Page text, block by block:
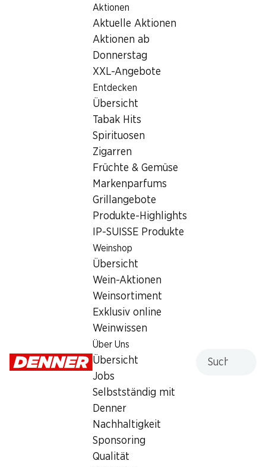
Aktionen
Aktuelle Aktionen
Aktionen ab
Donnerstag
XXL-Angebote
Entdecken
Übersicht
Tabak Hits
Spirituosen
Zigarren
Früchte & Gemüse
Markenparfums
Grillangebote
Produkte-Highlights
IP-SUISSE Produkte
Weinshop
Übersicht
Wein-Aktionen
Weinsortiment
Exklusiv online
Weinwissen
Über Uns
Übersicht
Jobs
Selbstständig mit
Denner
Nachhaltigkeit
Sponsoring
Qualität
Filialsuche
Denner Filiale Rte de Frontenex 51, 1207 Genève
1207 Genève
Rte de Frontenex 51, 1207 Genève
Öffnungszeiten
07:30 - 19:00
Samstag 07:30 - 18:00
Bargeldbezug mit Post - / M-Card